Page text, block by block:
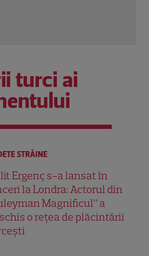
turci ai
STRĂINE
Ergenç s-a lansat în
la Londra: Actorul din
Magnificul” a
o rețea de plăcintării